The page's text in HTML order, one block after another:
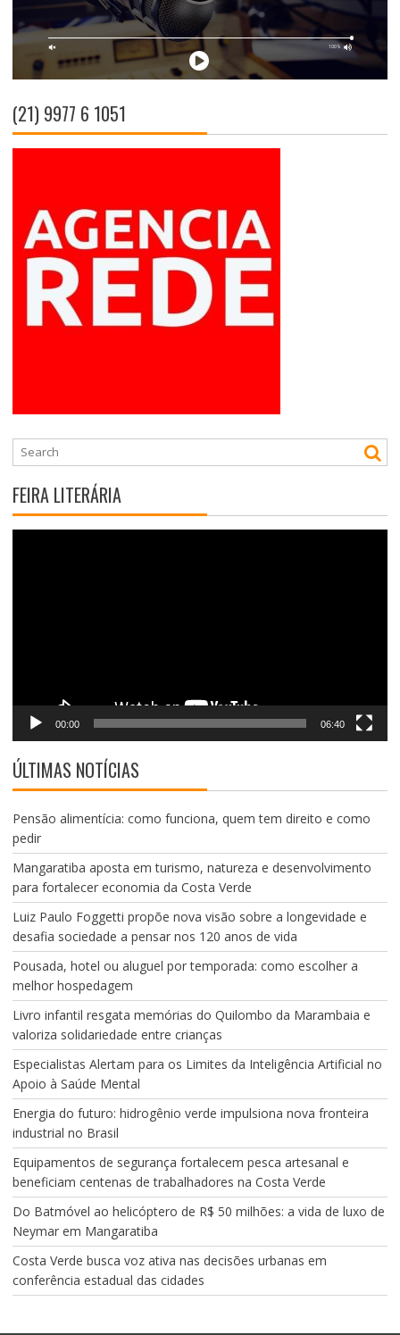
P
O
P
S
T
S
(21) 9977 6 1051
FEIRA LITERÁRIA
00:00 06:40
ÚLTIMAS NOTÍCIAS
Pensão alimentícia: como funciona, quem tem direito e como
pedir
Mangaratiba aposta em turismo, natureza e desenvolvimento
para fortalecer economia da Costa Verde
Luiz Paulo Foggetti propõe nova visão sobre a longevidade e
desafia sociedade a pensar nos 120 anos de vida
Pousada, hotel ou aluguel por temporada: como escolher a
melhor hospedagem
Livro infantil resgata memórias do Quilombo da Marambaia e
valoriza solidariedade entre crianças
Especialistas Alertam para os Limites da Inteligência Artificial no
Apoio à Saúde Mental
Energia do futuro: hidrogênio verde impulsiona nova fronteira
industrial no Brasil
Equipamentos de segurança fortalecem pesca artesanal e
beneficiam centenas de trabalhadores na Costa Verde
Do Batmóvel ao helicóptero de R$ 50 milhões: a vida de luxo de
Neymar em Mangaratiba
Costa Verde busca voz ativa nas decisões urbanas em
conferência estadual das cidades